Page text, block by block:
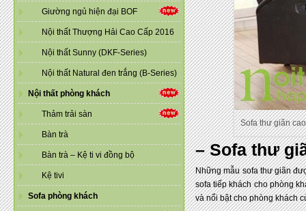
Giường ngủ hiện đại BOF
Nội thất Thượng Hải Cao Cấp 2016
Nội thất Sunny (DKF-Series)
Nội thất Natural đen trắng (B-Series)
Nội thất phòng khách
Thảm trải sàn
Bàn trà
Bàn trà – Kệ ti vi đồng bộ
Kệ tivi
Sofa phòng khách
Sofa thư giãn
– Sofa thư
Những mẫu sofa thư giãn
sofa tiếp khách cho phòng
và nổi bật cho phòng khách